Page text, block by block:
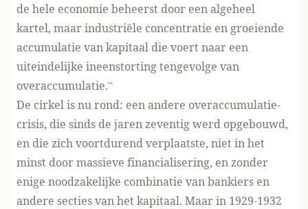
de hele economie beheerst door een algeheel
kartel, maar industriële concentratie en groeiende
accumulatie van kapitaal die voert naar een
uiteindelijke ineenstorting tengevolge van
overaccumulatie.”
De cirkel is nu rond: een andere overaccumulatie-
crisis, die sinds de jaren zeventig werd opgebouwd,
en die zich voortdurend verplaatste, niet in het
minst door massieve financialisering, en zonder
enige noodzakelijke combinatie van bankiers en
andere secties van het kapitaal. Maar in 1929-1932